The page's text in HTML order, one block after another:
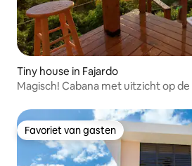
Tiny house in Fajardo
Magisch! Cabana met uitzicht op
Favoriet van gasten
Favoriet van gasten